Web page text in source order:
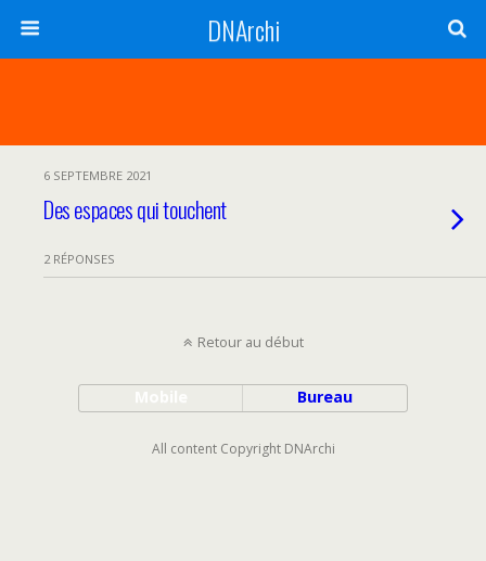
DNArchi
6 SEPTEMBRE 2021
Des espaces qui touchent
2 RÉPONSES
Retour au début
Bureau
All content Copyright DNArchi